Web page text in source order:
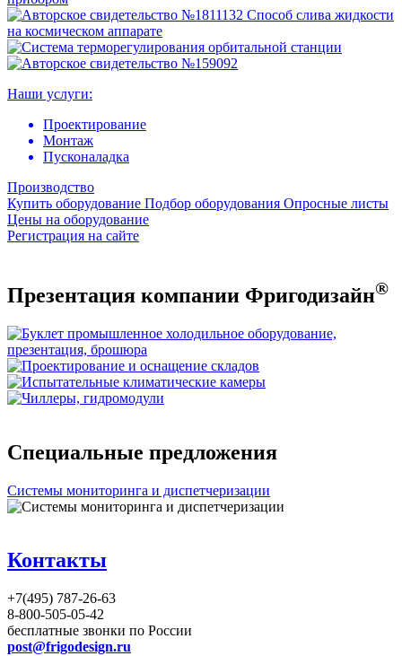
Наши услуги:
Проектирование
Монтаж
Пусконаладка
Производство
Купить оборудование Подбор оборудования Опросные листы
Цены на оборудование
Регистрация на сайте
Презентация компании Фригодизайн®
Специальные предложения
Системы мониторинга и диспетчеризации
Контакты
+7(495) 787-26-63
8-800-505-05-42
бесплатные звонки по России
post@frigodesign.ru